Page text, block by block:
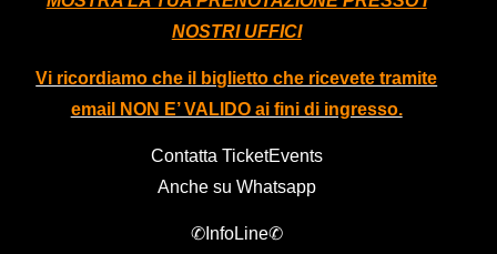
NOSTRI UFFICI
Vi ricordiamo che il biglietto che ricevete tramite
email NON E’ VALIDO ai fini di ingresso.
Contatta TicketEvents
Anche su Whatsapp
✆InfoLine✆